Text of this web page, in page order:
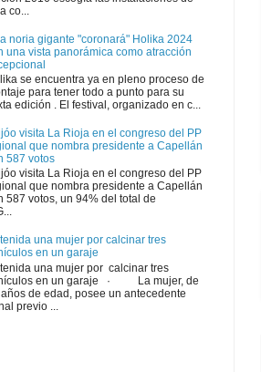
co...
noria gigante "coronará" Holika 2024
una vista panorámica como atracción
se encuentra ya en pleno proceso de
para tener todo a punto para su
edición . El festival, organizado en c...
visita La Rioja en el congreso del PP
que nombra presidente a Capellán
587 votos
visita La Rioja en el congreso del PP
que nombra presidente a Capellán
587 votos, un 94% del total de
una mujer por calcinar tres
en un garaje
una mujer por calcinar tres
en un garaje · La mujer, de
de edad, posee un antecedente
previo ...